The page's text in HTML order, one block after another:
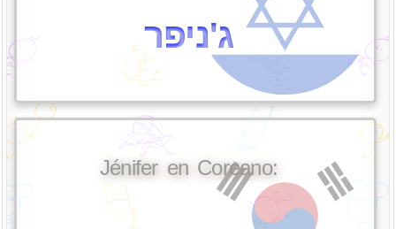
ג'ניפר
Jénifer en Coreano: